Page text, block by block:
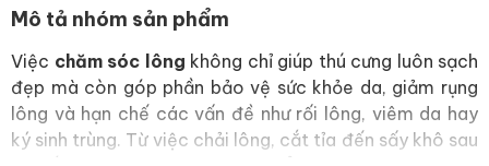
Mô tả nhóm sản phẩm
Việc chăm sóc lông không chỉ giúp thú cưng luôn sạch
đẹp mà còn góp phần bảo vệ sức khỏe da, giảm rụng
lông và hạn chế các vấn đề như rối lông, viêm da hay
ký sinh trùng. Từ việc chải lông, cắt tỉa đến sấy khô sau